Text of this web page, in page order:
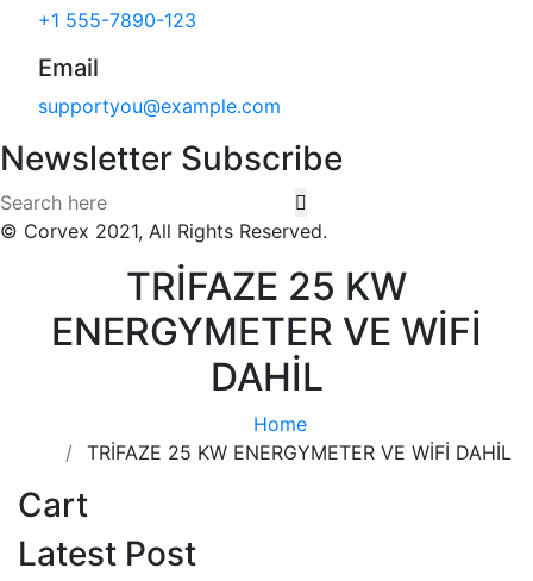
+1 555-7890-123
Email
supportyou@example.com
Newsletter Subscribe
© Corvex 2021, All Rights Reserved.
TRİFAZE 25 KW
ENERGYMETER VE WİFİ
DAHİL
Home
TRİFAZE 25 KW ENERGYMETER VE WİFİ DAHİL
Cart
Latest Post